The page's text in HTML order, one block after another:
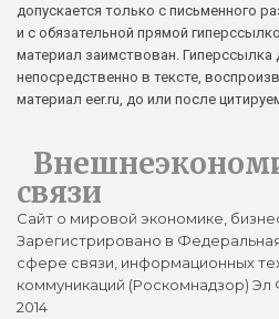
допускается только с письменного
и с обязательной прямой
материал заимствован.
непосредственно в тексте,
материал eer.ru, до или после
связи
Сайт о мировой экономике,
Зарегистрировано в
сфере связи, информационных
коммуникаций (Роскомнадзор) Эл
2014